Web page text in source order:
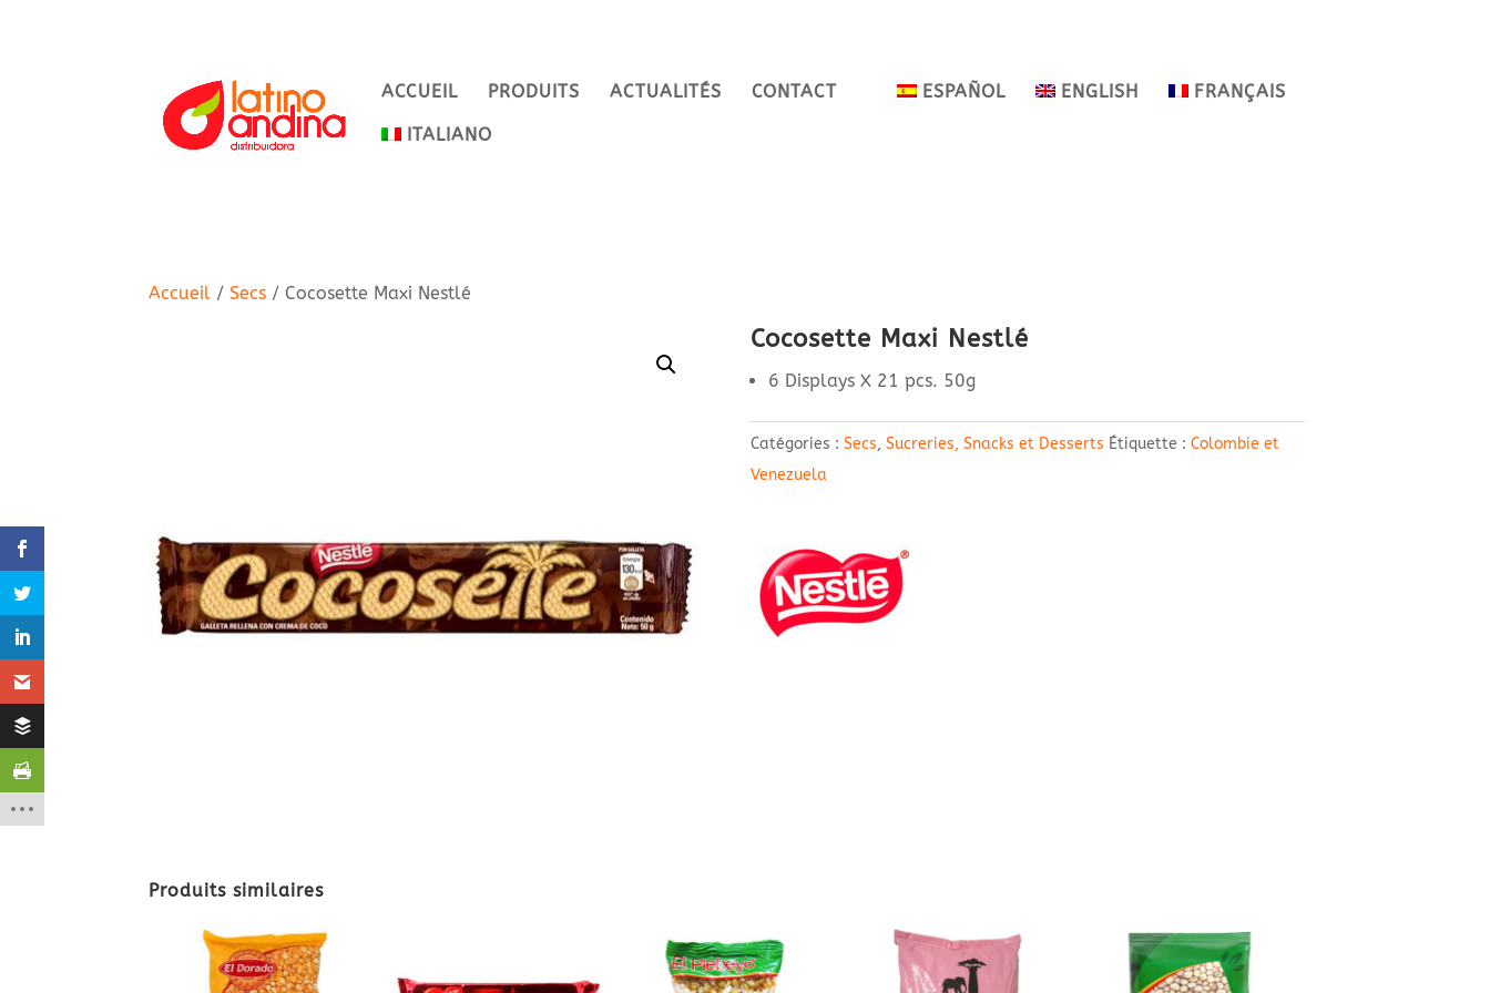
ACCUEIL PRODUITS ACTUALITÉS CONTACT ESPAÑOL ENGLISH FRANÇAIS
ITALIANO
Accueil /Secs / Cocosette Maxi Nestlé
Cocosette Maxi Nestlé
6 Displays X 21 pcs. 50g
Catégories : Secs, Sucreries, Snacks et Desserts Étiquette : Colombie et
Venezuela
Produits similaires